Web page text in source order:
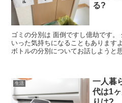
る?
ゴミの分別は 面倒ですし億劫です。
いった気持ちになることもあります
ボトルの分別についてお話しようと
生活
一人暮
代は1